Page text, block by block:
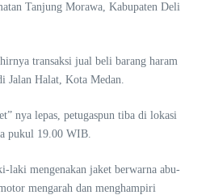
Tanjung Morawa, Kabupaten Deli
transaksi jual beli barang haram
Jalan Halat, Kota Medan.
nya lepas, petugaspun tiba di lokasi
pukul 19.00 WIB.
laki mengenakan jaket berwarna abu-
mengarah dan menghampiri